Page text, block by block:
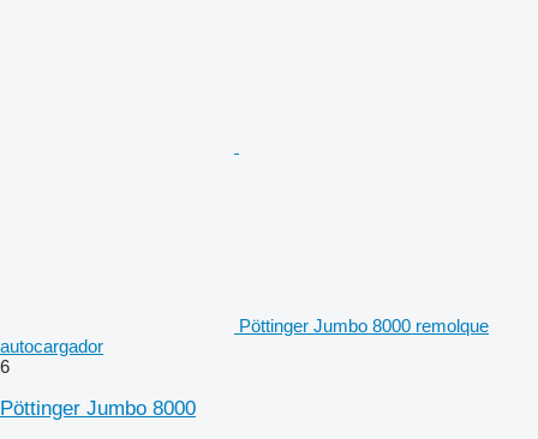
Pöttinger Jumbo 8000 remolque
autocargador
6
Pöttinger Jumbo 8000